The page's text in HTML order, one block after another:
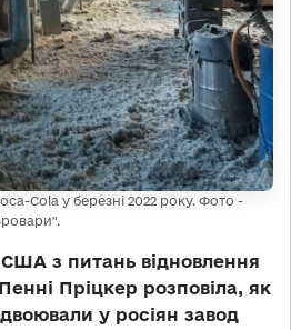
Cola у березні 2022 року. Фото -
з питань відновлення
Пріцкер розповіла, як
у росіян завод